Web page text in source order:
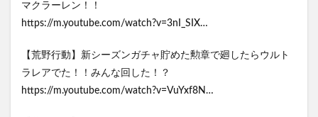
マクラーレン！！
https://m.youtube.com/watch?v=3nI_SIX…
【荒野行動】新シーズンガチャ貯めた勲章で廻したらウルト
ラレアでた！！みんな回した！？
https://m.youtube.com/watch?v=VuYxf8N…